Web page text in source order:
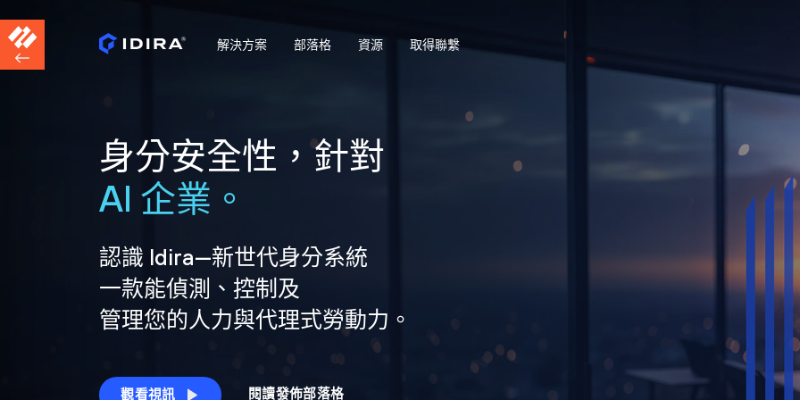
解決方案 部落格 資源 取得聯繫
身分安全性，針對
AI 企業。
認識 Idira—新世代身分系統
一款能偵測、控制及
管理您的人力與代理式勞動力。
觀看視訊 閱讀發佈部落格